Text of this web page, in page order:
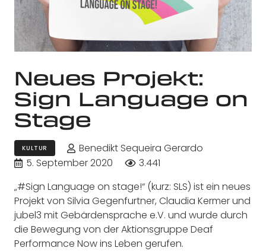
Neues Projekt:
Sign Language on
Stage
KULTUR
Benedikt Sequeira Gerardo
5. September 2020
3.441
„#Sign Language on stage!“ (kurz: SLS) ist ein neues
Projekt von Silvia Gegenfurtner, Claudia Kermer und
jubel3 mit Gebärdensprache e.V. und wurde durch
die Bewegung von der Aktionsgruppe Deaf
Performance Now ins Leben gerufen.